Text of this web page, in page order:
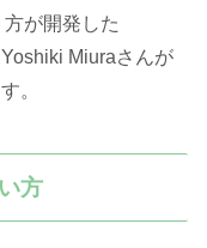
方が開発した
Miuraさんが
。
方